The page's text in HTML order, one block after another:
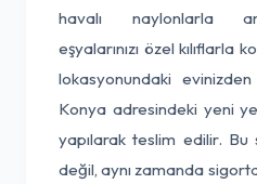
havalı naylonlarla
eşyalarınızı özel kılıflarla
lokasyonundaki
Konya adresindeki yeni
yapılarak teslim edilir. Bu
değil, aynı zamanda